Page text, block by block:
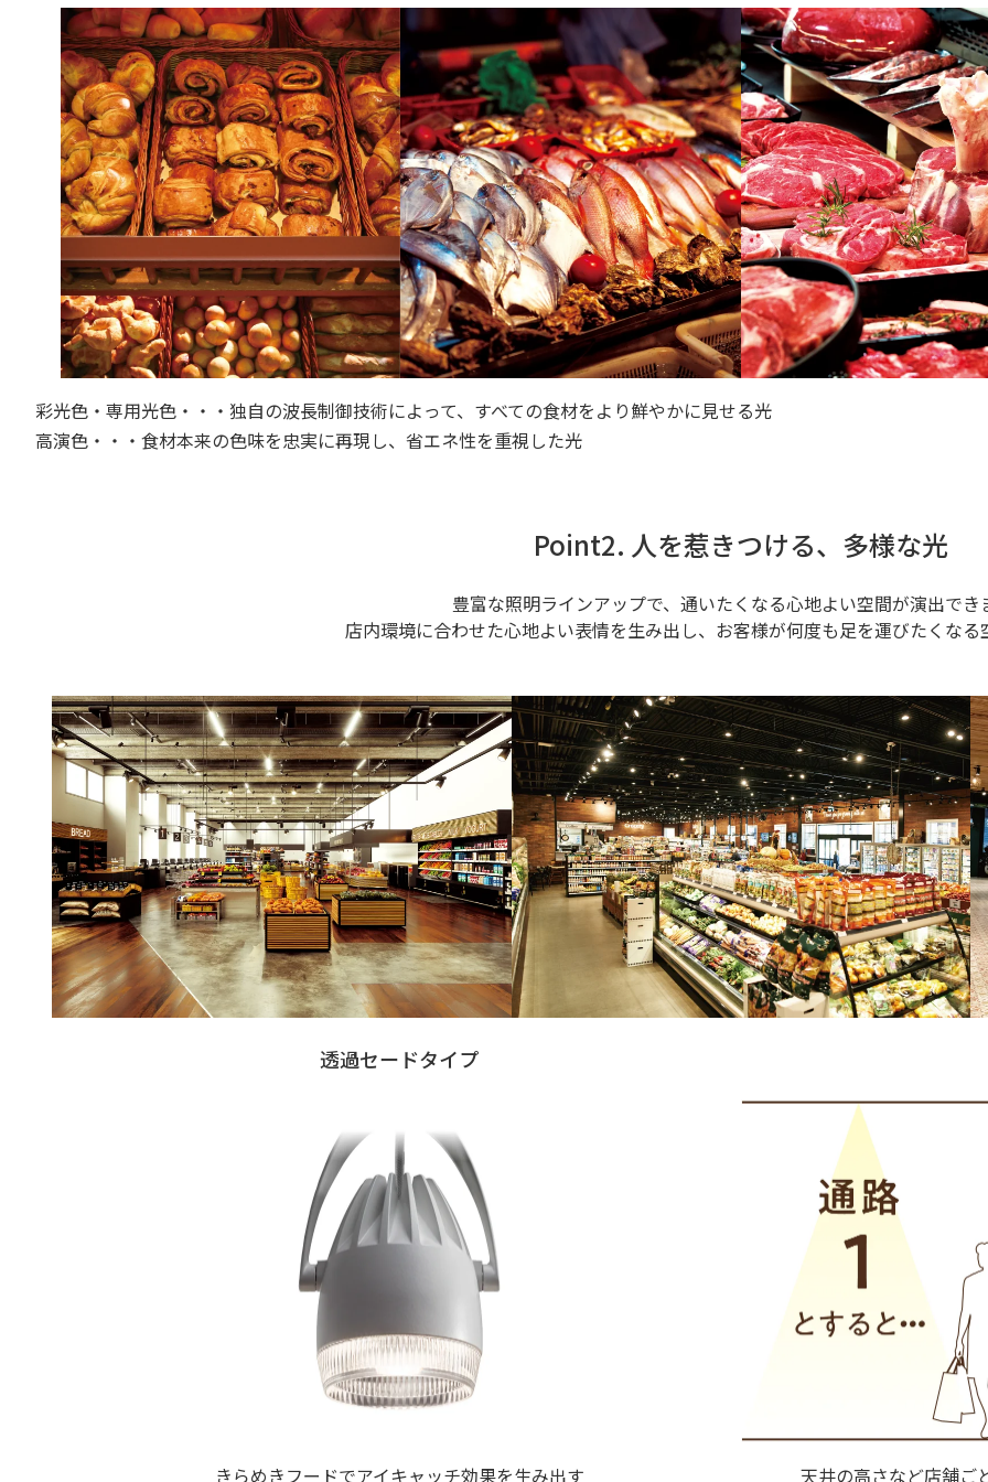
彩光色・専用光色・・・独自の波長制御技術によって、すべての食材をより鮮やかに見せる光
高演色・・・食材本来の色味を忠実に再現し、省エネ性を重視した光
Point2. 人を惹きつける、多様な光
豊富な照明ラインアップで、通いたくなる心地よい空間が演出でき
店内環境に合わせた心地よい表情を生み出し、お客様が何度も足を運びたくなる
透過セードタイプ
きらめきフードでアイキャッチ効果を生み出す 天井の高さなど店舗ご